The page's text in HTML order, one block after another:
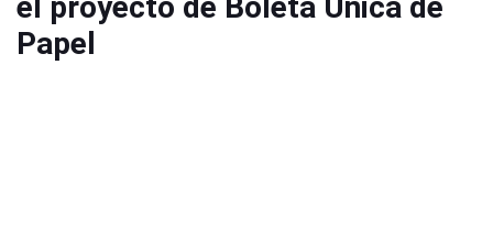
Papel